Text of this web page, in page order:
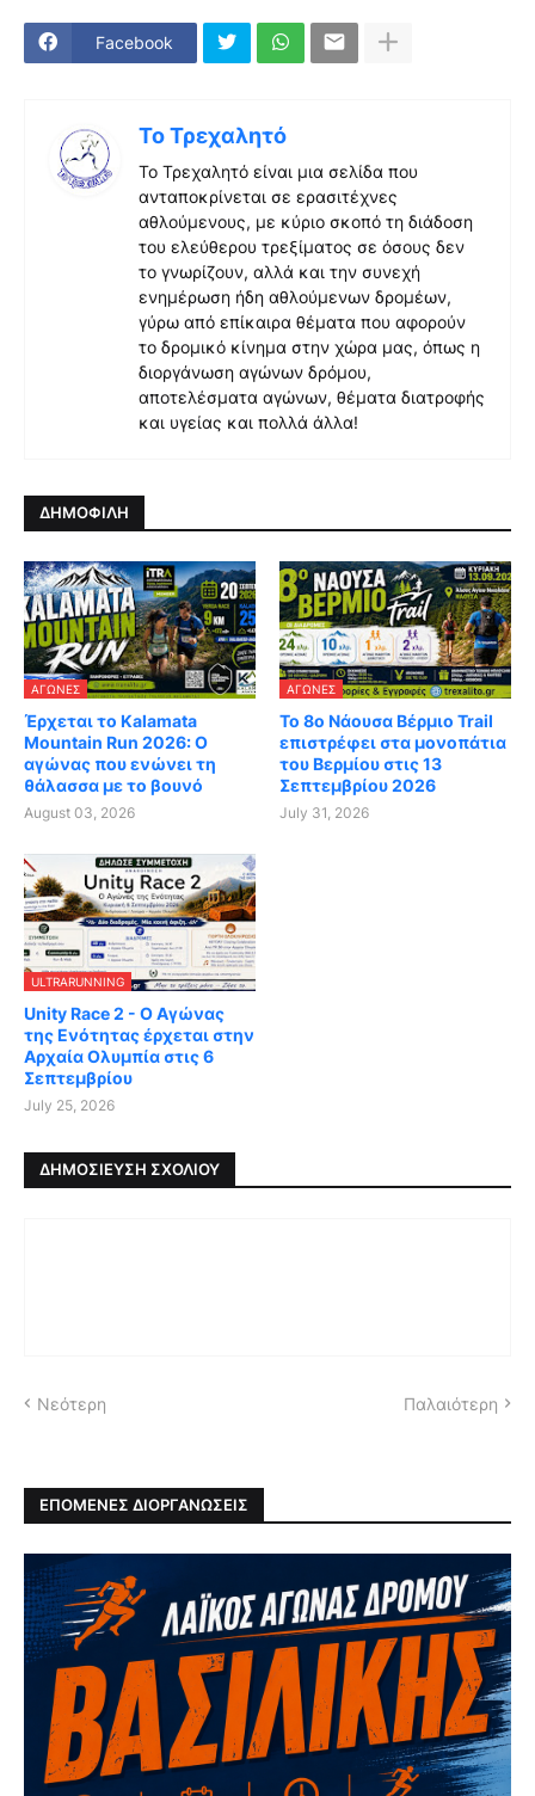
Facebook
Το Τρεχαλητό
Το Τρεχαλητό είναι μια σελίδα που
ανταποκρίνεται σε ερασιτέχνες
αθλούμενους, με κύριο σκοπό τη διάδοση
του ελεύθερου τρεξίματος σε όσους δεν
το γνωρίζουν, αλλά και την συνεχή
ενημέρωση ήδη αθλούμενων δρομέων,
γύρω από επίκαιρα θέματα που αφορούν
το δρομικό κίνημα στην χώρα μας, όπως η
διοργάνωση αγώνων δρόμου,
αποτελέσματα αγώνων, θέματα διατροφής
και υγείας και πολλά άλλα!
ΔΗΜΟΦΙΛΗ
ΑΓΏΝΕΣ
Έρχεται το Kalamata
Mountain Run 2026: Ο
αγώνας που ενώνει τη
θάλασσα με το βουνό
August 03, 2026
ΑΓΏΝΕΣ
Το 8ο Νάουσα Βέρμιο Trail
επιστρέφει στα μονοπάτια
του Βερμίου στις 13
Σεπτεμβρίου 2026
July 31, 2026
ULTRARUNNING
Unity Race 2 - Ο Αγώνας
της Ενότητας έρχεται στην
Αρχαία Ολυμπία στις 6
Σεπτεμβρίου
July 25, 2026
ΔΗΜΟΣΊΕΥΣΗ ΣΧΟΛΊΟΥ
Νεότερη Παλαιότερη
ΕΠΟΜΕΝΕΣ ΔΙΟΡΓΑΝΩΣΕΙΣ